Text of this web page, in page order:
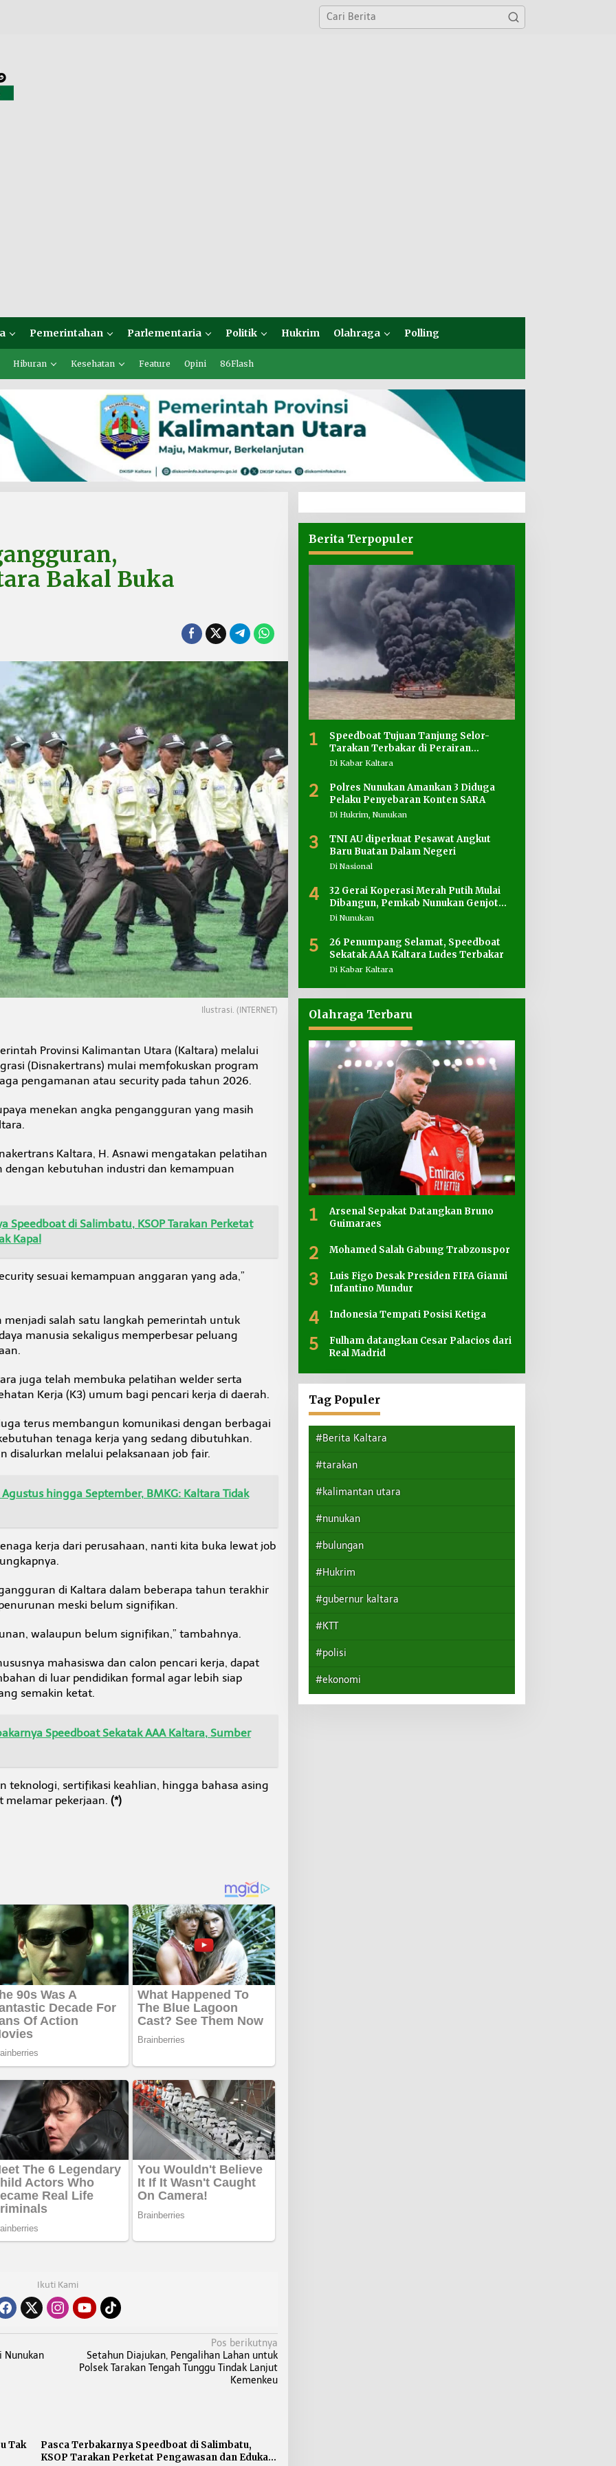
Pemerintahan Parlementaria Politik Hukrim Olahraga Polling
Hiburan Kesehatan Feature Opini 86Flash
Bakal Buka
Ilustrasi. (INTERNET)
Provinsi Kalimantan Utara (Kaltara) melalui
(Disnakertrans) mulai memfokuskan program
pengamanan atau security pada tahun 2026.
menekan angka pengangguran yang masih
Kaltara, H. Asnawi mengatakan pelatihan
dengan kebutuhan industri dan kemampuan
Speedboat di Salimbatu, KSOP Tarakan Perketat
Kapal
sesuai kemampuan anggaran yang ada,”
salah satu langkah pemerintah untuk
manusia sekaligus memperbesar peluang
juga telah membuka pelatihan welder serta
Kerja (K3) umum bagi pencari kerja di daerah.
terus membangun komunikasi dengan berbagai
tenaga kerja yang sedang dibutuhkan.
disalurkan melalui pelaksanaan job fair.
hingga September, BMKG: Kaltara Tidak
kerja dari perusahaan, nanti kita buka lewat job
di Kaltara dalam beberapa tahun terakhir
meski belum signifikan.
walaupun belum signifikan,” tambahnya.
mahasiswa dan calon pencari kerja, dapat
di luar pendidikan formal agar lebih siap
semakin ketat.
Speedboat Sekatak AAA Kaltara, Sumber
teknologi, sertifikasi keahlian, hingga bahasa asing
melamar pekerjaan. (*)
Ikuti Kami
Nunukan
Pos berikutnya
Setahun Diajukan, Pengalihan Lahan untuk
Polsek Tarakan Tengah Tunggu Tindak Lanjut
Kemenkeu
Tak
Pasca Terbakarnya Speedboat di Salimbatu,
KSOP Tarakan Perketat Pengawasan dan Edukasi
Berita Terpopuler
1
Speedboat Tujuan Tanjung Selor-
Tarakan Terbakar di Perairan
Salimbatu
Di Kabar Kaltara
2
Polres Nunukan Amankan 3 Diduga
Pelaku Penyebaran Konten SARA
Di Hukrim, Nunukan
3
TNI AU diperkuat Pesawat Angkut
Baru Buatan Dalam Negeri
Di Nasional
4
32 Gerai Koperasi Merah Putih Mulai
Dibangun, Pemkab Nunukan Genjot
Penyediaan Lahan
Di Nunukan
5
26 Penumpang Selamat, Speedboat
Sekatak AAA Kaltara Ludes Terbakar
Di Kabar Kaltara
Olahraga Terbaru
1
Arsenal Sepakat Datangkan Bruno
Guimaraes
2 Mohamed Salah Gabung Trabzonspor
3
Luis Figo Desak Presiden FIFA Gianni
Infantino Mundur
4 Indonesia Tempati Posisi Ketiga
5
Fulham datangkan Cesar Palacios dari
Real Madrid
Tag Populer
#Berita Kaltara
#tarakan
#kalimantan utara
#nunukan
#bulungan
#Hukrim
#gubernur kaltara
#KTT
#polisi
#ekonomi